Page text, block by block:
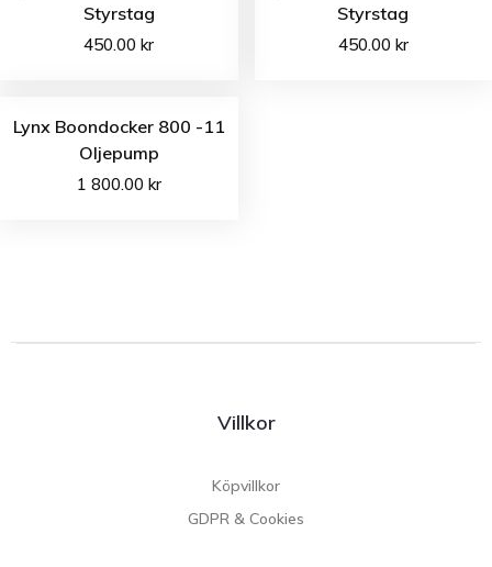
Styrstag
450.00kr
Styrstag
450.00 kr
Lynx Boondocker 800 -11
Oljepump
1 800.00 kr
Villkor
Köpvillkor
GDPR & Cookies